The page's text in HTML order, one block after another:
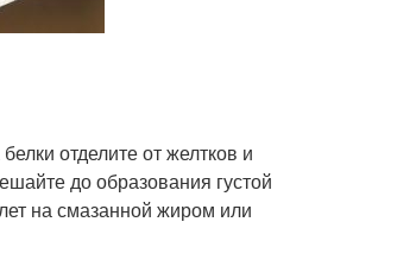
отделите от желтков и
до образования густой
на смазанной жиром или